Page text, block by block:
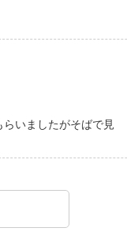
いましたがそばで見